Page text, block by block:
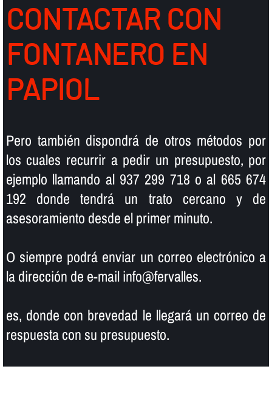
CONTACTAR CON
FONTANERO EN
PAPIOL
Pero también dispondrá de otros métodos por
los cuales recurrir a pedir un presupuesto, por
ejemplo llamando al 937 299 718 o al 665 674
192 donde tendrá un trato cercano y de
asesoramiento desde el primer minuto.
O siempre podrá enviar un correo electrónico a
la dirección de e-mail info@fervalles.
es, donde con brevedad le llegará un correo de
respuesta con su presupuesto.